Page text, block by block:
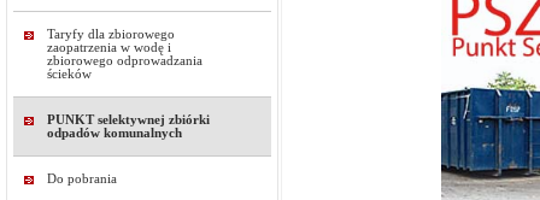
Taryfy dla zbiorowego
zaopatrzenia w wodę i
zbiorowego odprowadzania
ścieków
PUNKT selektywnej zbiórki
odpadów komunalnych
Do pobrania